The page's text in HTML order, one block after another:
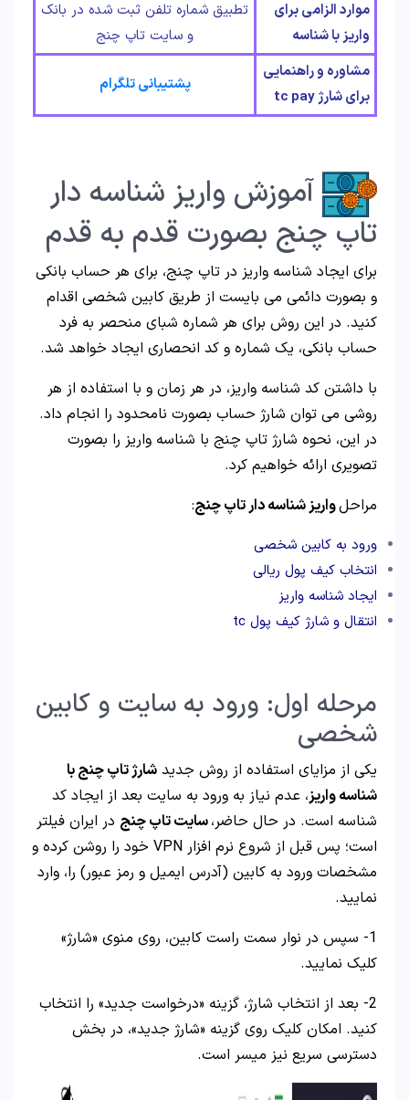
موارد الزامی برای
واریز با شناسه
تطبیق شماره تلفن ثبت شده در بانک
و سایت تاپ چنج
مشاوره و راهنمایی
برای شارژ tc pay
پشتیبانی تلگرام
آموزش واریز شناسه دار
تاپ چنج بصورت قدم به قدم
برای ایجاد شناسه واریز در تاپ چنج، برای هر حساب بانکی
و بصورت دائمی می بایست از طریق کابین شخصی اقدام
کنید. در این روش برای هر شماره شبای منحصر به فرد
حساب بانکی، یک شماره و کد انحصاری ایجاد خواهد شد.
با داشتن کد شناسه واریز، در هر زمان و با استفاده از هر
روشی می توان شارژ حساب بصورت نامحدود را انجام داد.
در این، نحوه شارژ تاپ چنج با شناسه واریز را بصورت
تصویری ارائه خواهیم کرد.
مراحلواریز شناسه دار تاپ چنج:
ورود به کابین شخصی
انتخاب کیف پول ریالی
ایجاد شناسه واریز
انتقال و شارژ کیف پول tc
مرحله اول: ورود به سایت و کابین
شخصی
یکی از مزایای استفاده از روش جدید شارژ تاپ چنج با
شناسه واریز، عدم نیاز به ورود به سایت بعد از ایجاد کد
شناسه است. در حال حاضر،سایت تاپ چنج در ایران فیلتر
است؛ پس قبل از شروع نرم افزار VPN خود را روشن کرده و
مشخصات ورود به کابین (آدرس ایمیل و رمز عبور) را، وارد
نمایید.
1- سپس در نوار سمت راست کابین، روی منوی «شارژ»
کلیک نمایید.
2- بعد از انتخاب شارژ، گزینه «درخواست جدید» را انتخاب
کنید. امکان کلیک روی گزینه «شارژ جدید»، در بخش
دسترسی سریع نیز میسر است.